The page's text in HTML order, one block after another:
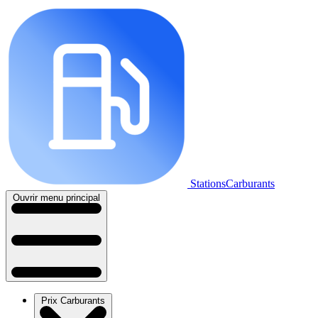
StationsCarburants
Ouvrir menu principal
Prix Carburants